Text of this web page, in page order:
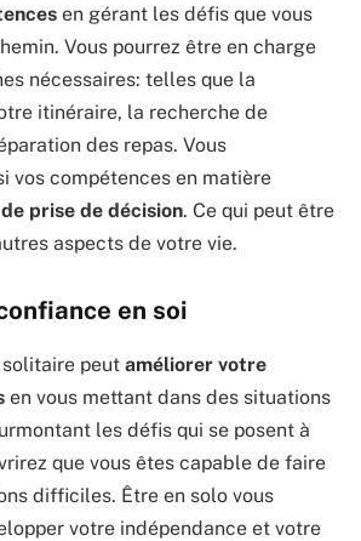
en gérant les défis que vous
Vous pourrez être en charge
nécessaires: telles que la
itinéraire, la recherche de
des repas. Vous
vos compétences en matière
prise de décision. Ce qui peut être
aspects de votre vie.
en soi
peut améliorer votre
en vous mettant dans des situations
les défis qui se posent à
que vous êtes capable de faire
difficiles. Être en solo vous
votre indépendance et votre